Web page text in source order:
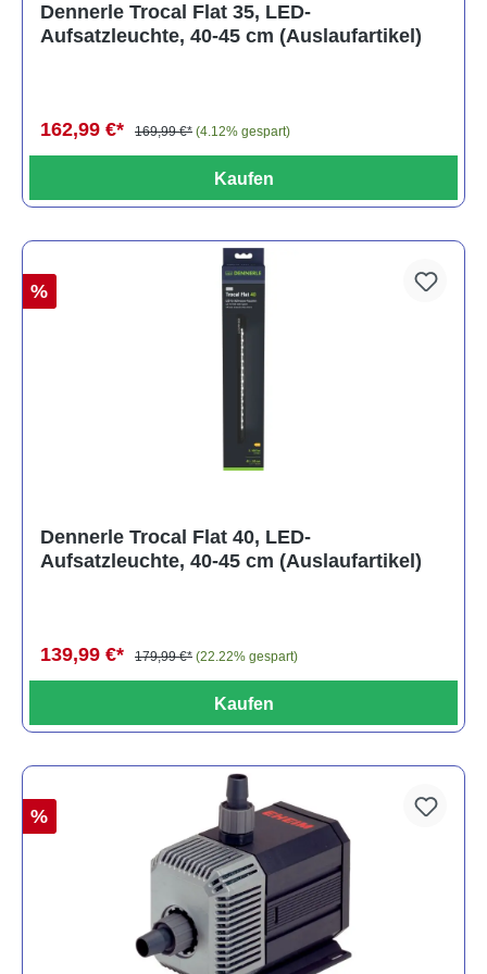
Dennerle Trocal Flat 35, LED-
Aufsatzleuchte, 40-45 cm (Auslaufartikel)
162,99 €* 169,99 €* (4.12% gespart)
Kaufen
%
Dennerle Trocal Flat 40, LED-
Aufsatzleuchte, 40-45 cm (Auslaufartikel)
139,99 €* 179,99 €* (22.22% gespart)
Kaufen
%